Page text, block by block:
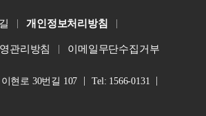
개인정보처리방침
관리방침 이메일무단수집거부
현로 30번길 107 Tel: 1566-0131